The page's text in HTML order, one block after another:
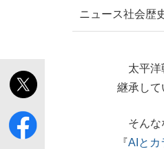
「目標達
ニュース社会歴
太平洋
継承して
そんな
『AIとカ